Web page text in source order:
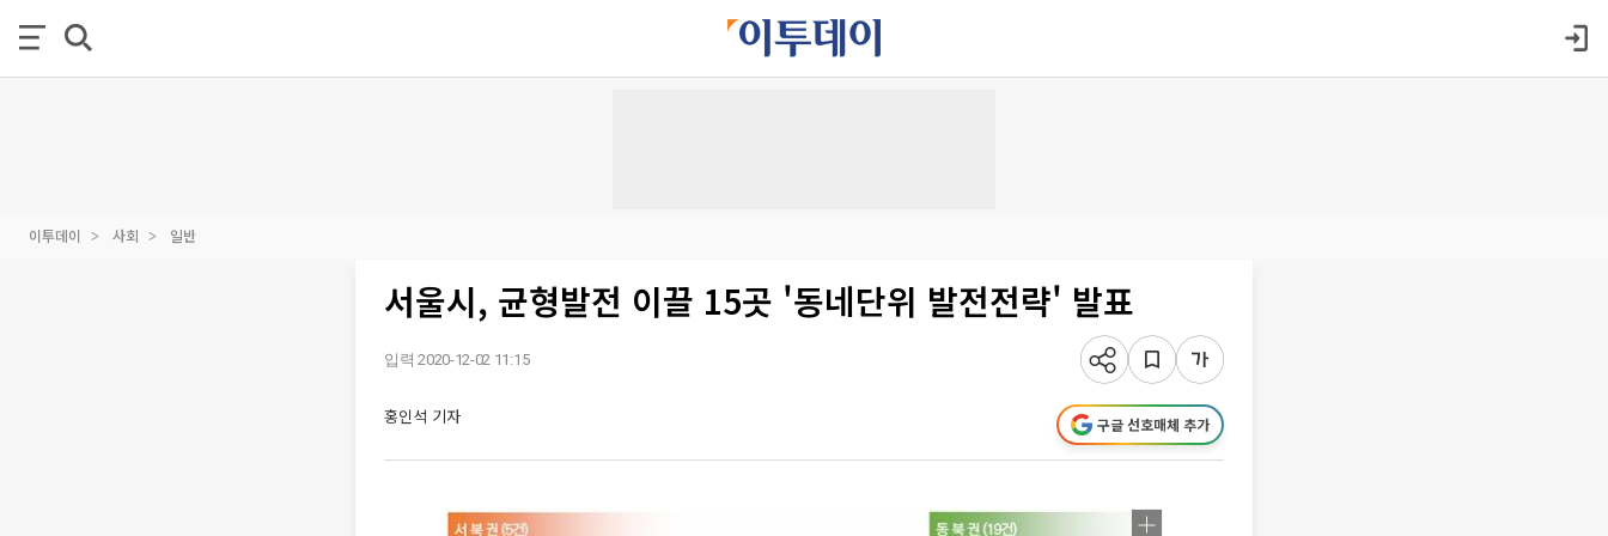
이투데이 사회 일반
서울시, 균형발전 이끌 15곳 '동네단위 발전전략' 발표
입력 2020-12-02 11:15
홍인석 기자 구글 선호매체 추가